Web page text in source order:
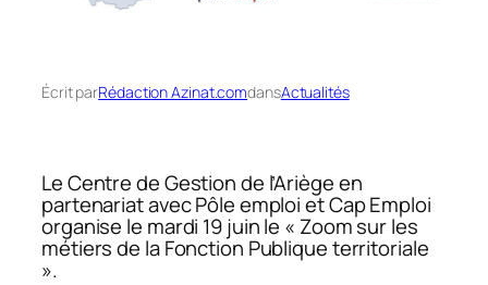
Écrit parRédaction Azinat.comdansActualités
Le Centre de Gestion de l’Ariège en
partenariat avec Pôle emploi et Cap Emploi
organise le mardi 19 juin le « Zoom sur les
métiers de la Fonction Publique territoriale
».